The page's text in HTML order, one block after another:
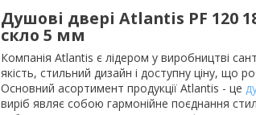
Душові двері Atlantis PF 120
скло 5 мм
Компанія Atlantis є лідером у виробництві
якість, стильний дизайн і доступну ціну, що
Основний асортимент продукції Atlantis - це
виріб являє собою гармонійне поєднання